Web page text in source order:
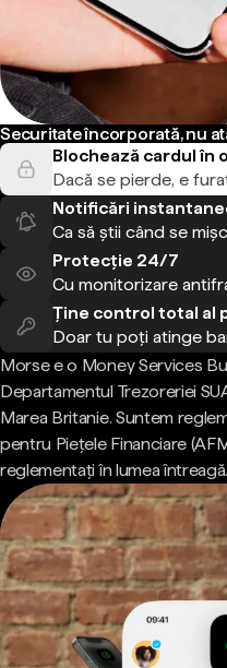
Securitate încorporată, nu
Blochează cardul în
Dacă se pierde, e
Notificări
Ca să știi când se
Protecție 24/7
Cu monitorizare
Ține control total al
Doar tu poți atinge
Morse e o Money Services
Departamentul Trezoreriei
Marea Britanie. Suntem
pentru Piețele Financiare
reglementați în lumea întreagă.